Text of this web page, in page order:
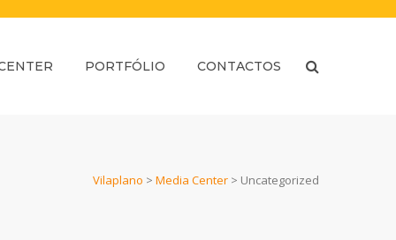
PORTFÓLIO CONTACTOS
Vilaplano > Media Center > Uncategorized